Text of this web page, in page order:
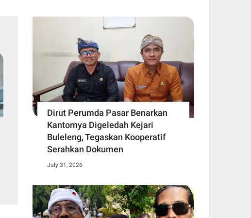
Dirut Perumda Pasar Benarkan
Kantornya Digeledah Kejari
Buleleng, Tegaskan Kooperatif
Serahkan Dokumen
July 31, 2026